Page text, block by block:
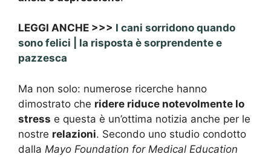
LEGGI ANCHE >>> I cani sorridono quando
sono felici | la risposta è sorprendente e
pazzesca
Ma non solo: numerose ricerche hanno
dimostrato che ridere riduce notevolmente lo
stress e questa è un’ottima notizia anche per le
nostre relazioni. Secondo uno studio condotto
dalla Mayo Foundation for Medical Education